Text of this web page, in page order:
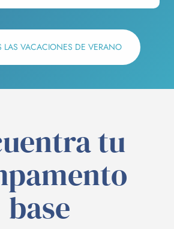
LAS VACACIONES DE VERANO
tu
base